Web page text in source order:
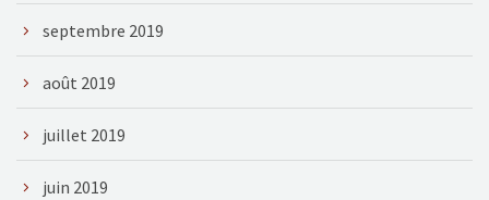
septembre 2019
août 2019
juillet 2019
juin 2019